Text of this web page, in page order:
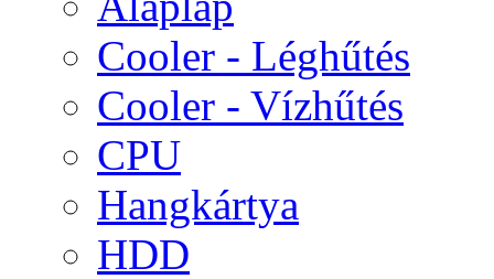
Cooler - Léghűtés
Cooler - Vízhűtés
CPU
Hangkártya
HDD